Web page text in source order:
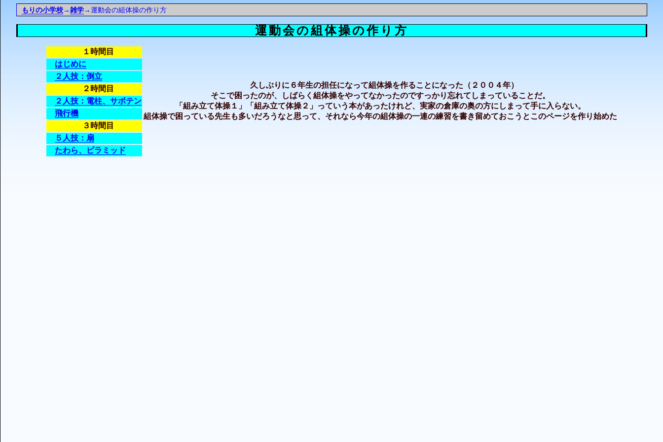
もりの小学校→雑学→運動会の組体操の作り方
運動会の組体操の作り方
１時間目
久しぶりに６年生の担任になって組体操を作ることになった（２００４年）
そこで困ったのが、しばらく組体操をやってなかったのですっかり忘れてしまっていることだ。
「組み立て体操１」「組み立て体操２」っていう本があったけれど、実家の倉庫の奥の方にしまって手に入らない。
組体操で困っている先生も多いだろうなと思って、それなら今年の組体操の一連の練習を書き留めておこうとこのページを作り始めた
はじめに
２人技：倒立
２時間目
２人技：電柱、サボテン
飛行機
３時間目
５人技：扇
たわら、ピラミッド